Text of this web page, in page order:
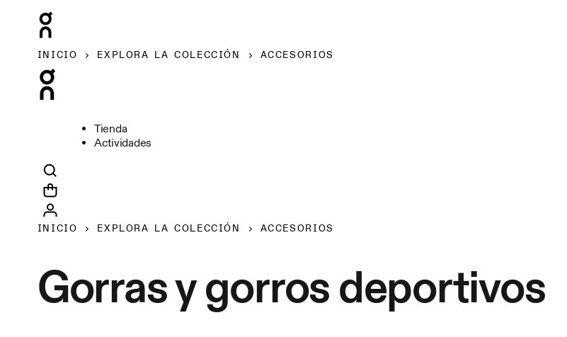
INICIO EXPLORA LA COLECCIÓN ACCESORIOS
Tienda
Actividades
INICIO EXPLORA LA COLECCIÓN ACCESORIOS
Gorras y gorros deportivos